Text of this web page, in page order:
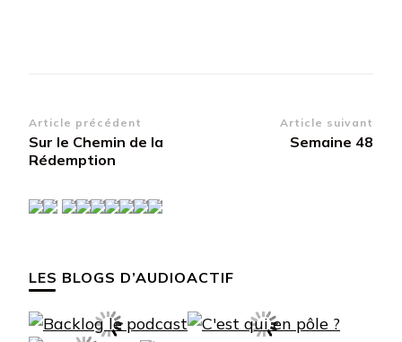
Navigation
d’article
Article précédent
Sur le Chemin de la
Rédemption
Article suivant
Semaine 48
LES BLOGS D’AUDIOACTIF